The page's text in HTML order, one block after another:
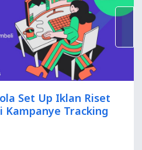
Set Up Iklan Riset
Kampanye Tracking